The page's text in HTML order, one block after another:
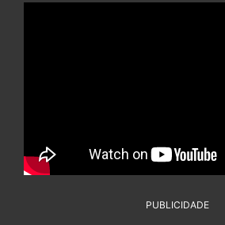
PUBLICIDADE